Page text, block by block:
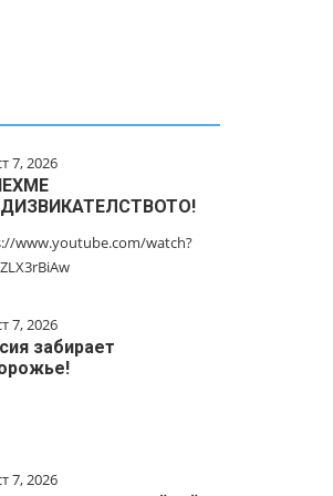
7, 2026
www.youtube.com/watch?
7, 2026
забирает
7, 2026